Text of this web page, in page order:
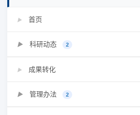
▶ 首页
▶ 科研动态 2
▶ 成果转化
▶ 管理办法 2